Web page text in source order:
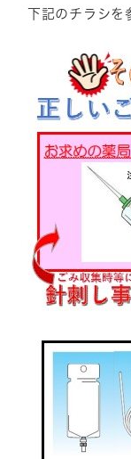
下記のチラシを